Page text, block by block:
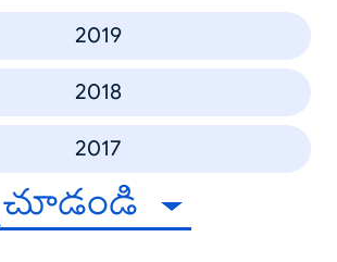
2019
2018
2017